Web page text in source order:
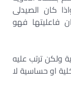
كان الصيدلى
فاعليتها فهو
ولكن ترتب عليه
او حساسية لا